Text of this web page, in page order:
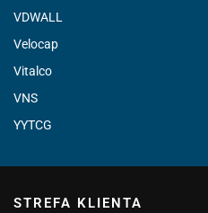
VDWALL
Velocap
Vitalco
VNS
YYTCG
STREFA KLIENTA